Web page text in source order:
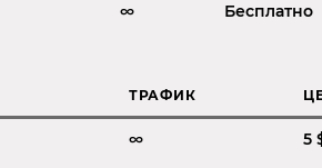
∞ Бесплатно
ТРАФИК
∞
5